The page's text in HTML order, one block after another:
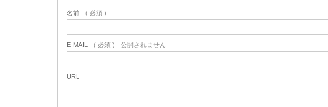
名前 ( 必須 )
E-MAIL ( 必須 ) - 公開されません -
URL